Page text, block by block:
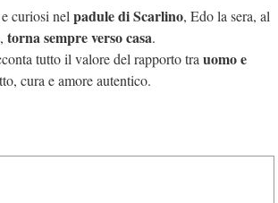
curiosi nelpadule di Scarlino, Edo la sera, al
torna sempre verso casa.
tutto il valore del rapporto trauomo e
cura e amore autentico.